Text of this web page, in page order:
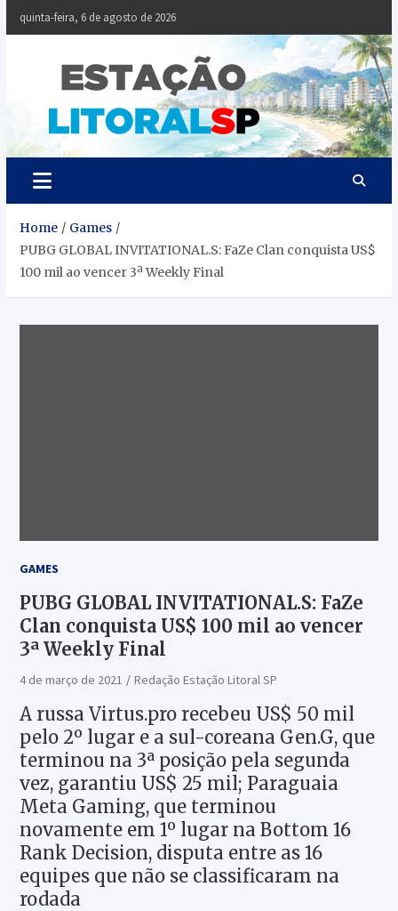
quinta-feira, 6 de agosto de 2026
Litoral
Notícias da
Baixada Santista
Home
Games
PUBG GLOBAL INVITATIONAL.S: FaZe Clan conquista US$
100 mil ao vencer 3ª Weekly Final
GAMES
PUBG GLOBAL INVITATIONAL.S: FaZe
Clan conquista US$ 100 mil ao vencer
3ª Weekly Final
4 de março de 2021 Redação Estação Litoral SP
A russa Virtus.pro recebeu US$ 50 mil
pelo 2º lugar e a sul-coreana Gen.G, que
terminou na 3ª posição pela segunda
vez, garantiu US$ 25 mil; Paraguaia
Meta Gaming, que terminou
novamente em 1º lugar na Bottom 16
Rank Decision, disputa entre as 16
equipes que não se classificaram na
rodada